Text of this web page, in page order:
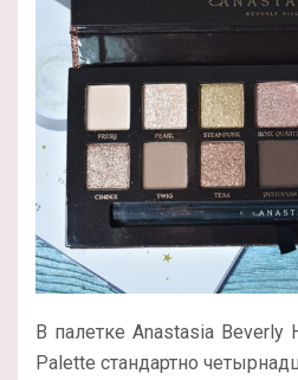
В палетке Anastasia Beverly
Palette стандартно